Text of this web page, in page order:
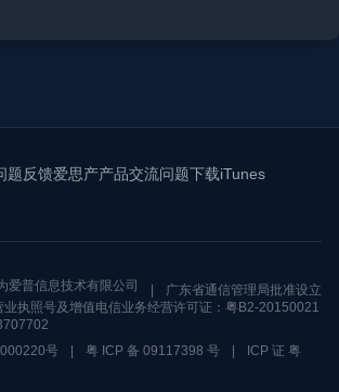
题反馈爱思产产品交流问题下载iTunes
爱普信息技术有限公司
广东省通信管理局批准设立
业执照号及增值电信业务经营许可证：粤B2-20150021
号
粤 ICP 备 09117398 号
ICP 证 粤